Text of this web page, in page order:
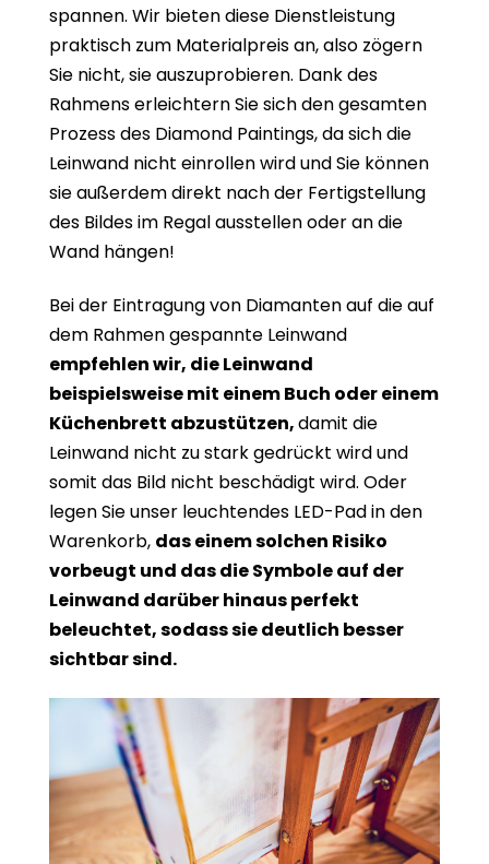
spannen. Wir bieten diese Dienstleistung
praktisch zum Materialpreis an, also zögern
Sie nicht, sie auszuprobieren. Dank des
Rahmens erleichtern Sie sich den gesamten
Prozess des Diamond Paintings, da sich die
Leinwand nicht einrollen wird und Sie können
sie außerdem direkt nach der Fertigstellung
des Bildes im Regal ausstellen oder an die
Wand hängen!
Bei der Eintragung von Diamanten auf die auf
dem Rahmen gespannte Leinwand
empfehlen wir, die Leinwand
beispielsweise mit einem Buch oder einem
Küchenbrett abzustützen,damit die
Leinwand nicht zu stark gedrückt wird und
somit das Bild nicht beschädigt wird. Oder
legen Sie unser leuchtendes LED-Pad in den
Warenkorb, das einem solchen Risiko
vorbeugt und das die Symbole auf der
Leinwand darüber hinaus perfekt
beleuchtet, sodass sie deutlich besser
sichtbar sind.